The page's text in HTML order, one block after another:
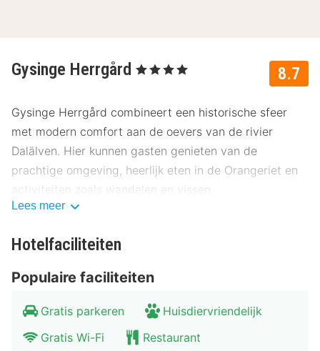
8.7
Gysinge Herrgård , 4 Sterren
Gysinge Herrgård combineert een historische sfeer
met modern comfort aan de oevers van de rivier
Dalälven. Hier kunnen gasten genieten van de
prachtige omgeving, heerlijk eten in de Orangeriet en
activiteiten zoals wandelen en vissen.
de rivier de Dalälven
schilderachtige omgeving aan de oevers van de rivier
Dalälven. Hier komen historische charme en moderne
voorzieningen samen: ideaal voor een ontspannen uitje
of een inspirerende conferentie-ervaring. Met zijn
Lees meer
Hotelfaciliteiten
Populaire faciliteiten
Gratis parkeren
Huisdiervriendelijk
Gratis Wi-Fi
Restaurant